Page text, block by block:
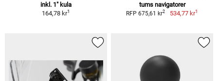
inkl. 1" kula
164,78 kr1
tums navigatorer
RFP 675,61 kr2 534,77 kr1